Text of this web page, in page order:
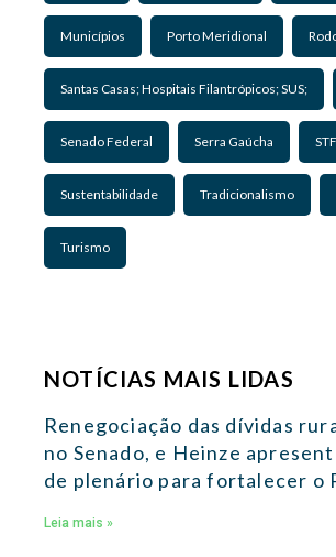
Municípios Porto Meridional
Santas Casas; Hospitais Filantrópicos; SUS;
Senado Federal Serra Gaúcha STF
Sustentabilidade Tradicionalismo
Turismo
NOTÍCIAS MAIS LIDAS
Renegociação das dívidas
no Senado, e Heinze
de plenário para fortalecer o
Leia mais »